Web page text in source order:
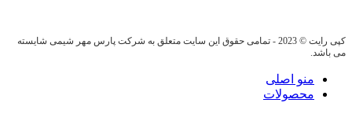
کپی رایت © 2023 - تمامی حقوق این سایت متعلق به شرکت پارس مهر شیمی شایسته
می باشد.
منو اصلی
محصولات